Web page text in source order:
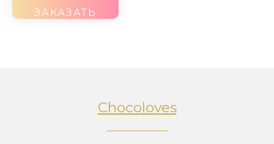
ЗАКАЗАТЬ
Chocoloves